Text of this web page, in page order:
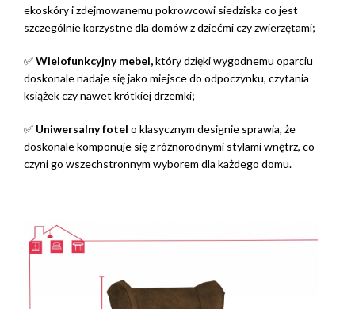
ekoskóry i zdejmowanemu pokrowcowi siedziska co jest
szczególnie korzystne dla domów z dziećmi czy zwierzętami;
✅Wielofunkcyjny mebel,który dzięki wygodnemu oparciu
doskonale nadaje się jako miejsce do odpoczynku, czytania
książek czy nawet krótkiej drzemki;
✅ Uniwersalny fotel o klasycznym designie sprawia, że
doskonale komponuje się z różnorodnymi stylami wnętrz, co
czyni go wszechstronnym wyborem dla każdego domu.